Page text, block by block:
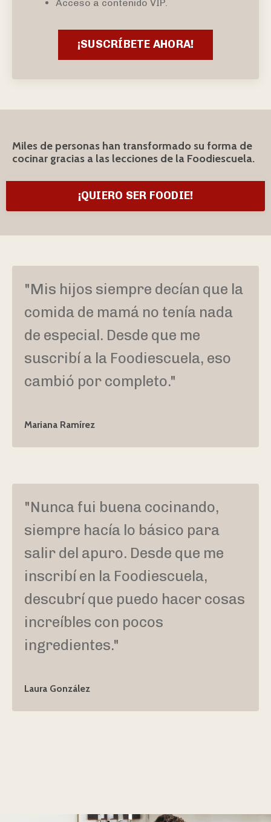
Acceso a contenido VIP.
¡SUSCRÍBETE AHORA!
Miles de personas han transformado su forma de
cocinar gracias a las lecciones de la Foodiescuela.
¡QUIERO SER FOODIE!
"Mis hijos siempre decían que la
comida de mamá no tenía nada
de especial. Desde que me
suscribí a la Foodiescuela, eso
cambió por completo."
Mariana Ramírez
"Nunca fui buena cocinando,
siempre hacía lo básico para
salir del apuro. Desde que me
inscribí en la Foodiescuela,
descubrí que puedo hacer cosas
increíbles con pocos
ingredientes."
Laura González